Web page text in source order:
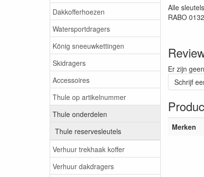
Dakkofferhoezen
Watersportdragers
König sneeuwkettingen
Skidragers
Accessoires
Thule op artikelnummer
Thule onderdelen
Thule reservesleutels
Verhuur trekhaak koffer
Verhuur dakdragers
Alle
RABO
Er zijn
Schrijf
Merken